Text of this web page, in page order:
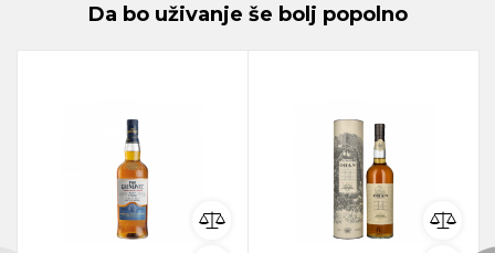
Da bo uživanje še bolj popolno